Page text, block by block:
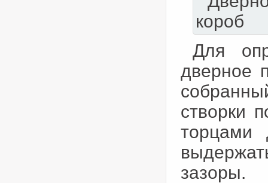
Для
дверное
створки
торцами
зазоры.